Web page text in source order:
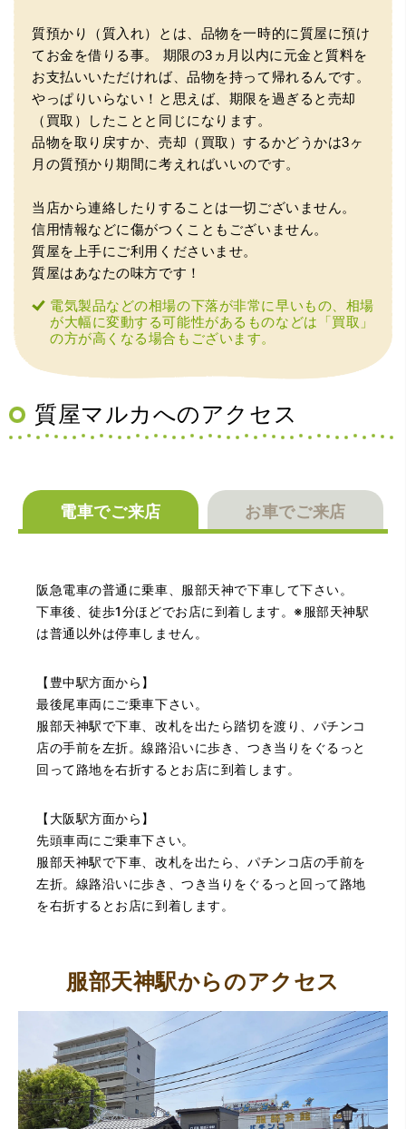
（大阪市東淀川区）出来るだけ安く買取られるのかな…?と
いう不安が最初は有りましたが、面倒な営業トークも一切
（兵庫県宝塚市）預かって頂くときに持っていた方の宝石
も見て頂く事が出き、購入した商品の価値をいろいろ教え
何かあった時にはこちらでお願いしたいと思いました。
した。質屋さんはわりと利用して(主に中古品の購入)慣れて
いましたが、今までの質屋さんとは全く違う、とても良い
印象でした。何度でも伺いたくなりました。この度は、本
当にありがとうございました。
（豊中市西泉丘）初めて利用しましたが、とても親切丁寧
に査定をして頂き思いもよらない価格をいただきました。
正直他店の倍以上で驚きました。また機会があれば利用し
ます。
（大阪府東大阪市）ネットを見て安心できるお店であると
感じて飛び込みで訪問。飛びこみにも関わらず、とても親
切、丁ねいな対応をして頂き、思っていた以上の信用でき
るお店でした。満足いく金額で買い取って頂きました。あ
りがとうございます。
質預かり（質入れ）とは、品物を一時的に質屋に預け
てお金を借りる事。
期限の3ヵ月以内に元金と質料を
お支払いいただければ、品物を持って帰れるんです。
やっぱりいらない！と思えば、期限を過ぎると売却
（買取）したことと同じになります。
品物を取り戻すか、売却（買取）するかどうかは3ヶ
月の質預かり期間に考えればいいのです。
当店から連絡したりすることは一切ございません。
信用情報などに傷がつくこともございません。
質屋を上手にご利用くださいませ。
質屋はあなたの味方です！
電気製品などの相場の下落が非常に早いもの、相場
が大幅に変動する可能性があるものなどは「買取」
の方が高くなる場合もございます。
質屋マルカへのアクセス
電車でご来店 お車でご来店
阪急電車の普通に乗車、服部天神で下車して下さい。
下車後、徒歩1分ほどでお店に到着します。※服部天神駅
は普通以外は停車しません。
【豊中駅方面から】
最後尾車両にご乗車下さい。
服部天神駅で下車、改札を出たら踏切を渡り、パチンコ
店の手前を左折。線路沿いに歩き、つき当りをぐるっと
回って路地を右折するとお店に到着します。
【大阪駅方面から】
先頭車両にご乗車下さい。
服部天神駅で下車、改札を出たら、パチンコ店の手前を
左折。線路沿いに歩き、つき当りをぐるっと回って路地
を右折するとお店に到着します。
服部天神駅からのアクセス